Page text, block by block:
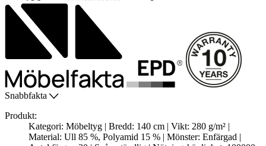
Snabbfakta
Produkt:
Kategori: Möbeltyg | Bredd: 140 cm | Vikt: 280 g/m² |
Material: Ull 85 %, Polyamid 15 % | Mönster: Enfärgad |